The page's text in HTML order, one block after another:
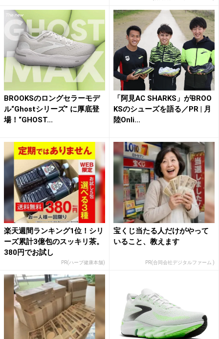
BROOKSのロングセラーモデ
ル“Ghostシリーズ” に厚底登
場！“GHOST...
「阿見AC SHARKS」がBROO
KSのシューズを語る／PR | 月
陸Onli...
楽天週間ランキング1位！シリ
ーズ累計3億包のスッキリ茶。
380円でお試し
PR(ハーブ健康本舗)
宝くじ当たる人だけがやって
いること、教えます
PR(合同会社デジタルファーム )